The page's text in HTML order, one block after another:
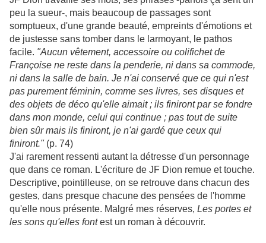
peu la sueur-, mais beaucoup de passages sont
somptueux, d'une grande beauté, empreints d'émotions et
de justesse sans tomber dans le larmoyant, le pathos
facile. "Aucun vêtement, accessoire ou colifichet de
Françoise ne reste dans la penderie, ni dans sa commode,
ni dans la salle de bain. Je n'ai conservé que ce qui n'est
pas purement féminin, comme ses livres, ses disques et
des objets de déco qu'elle aimait ; ils finiront par se fondre
dans mon monde, celui qui continue ; pas tout de suite
bien sûr mais ils finiront, je n'ai gardé que ceux qui
finiront." (p. 74)
J'ai rarement ressenti autant la détresse d'un personnage
que dans ce roman. L'écriture de JF Dion remue et touche.
Descriptive, pointilleuse, on se retrouve dans chacun des
gestes, dans presque chacune des pensées de l'homme
qu'elle nous présente. Malgré mes réserves, Les portes et
les sons qu'elles fontest un roman à découvrir.